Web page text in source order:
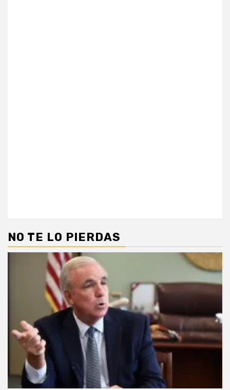
NO TE LO PIERDAS